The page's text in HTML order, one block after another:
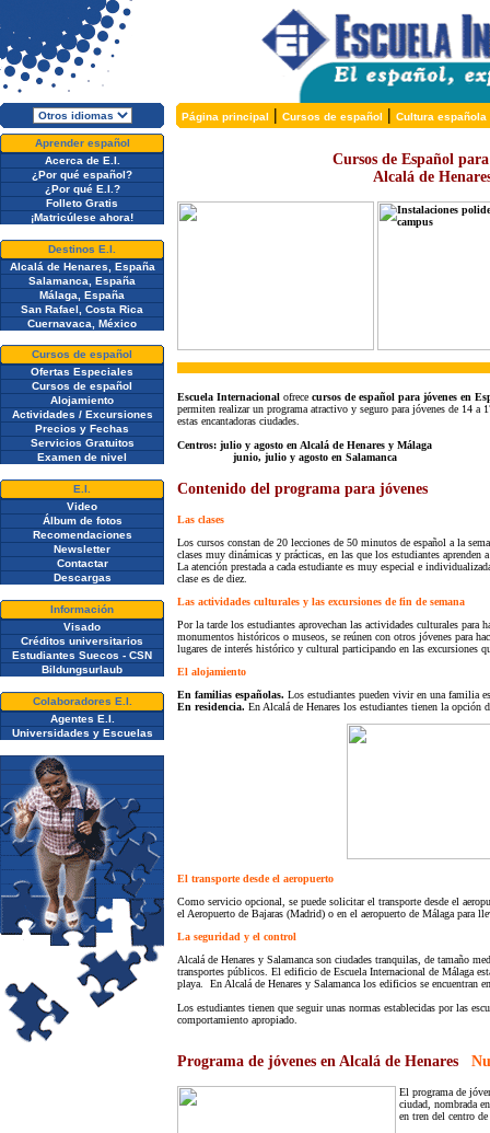
Página principal | Cursos de español | Cultura española
Aprender español
Acerca de E.I.
¿Por qué español?
¿Por qué E.I.?
Folleto Gratis
¡Matricúlese ahora!
Destinos E.I.
Alcalá de Henares, España
Salamanca, España
Málaga, España
San Rafael, Costa Rica
Cuernavaca, México
Cursos de español
Ofertas Especiales
Cursos de español
Alojamiento
Actividades / Excursiones
Precios y Fechas
Servicios Gratuitos
Examen de nivel
E.I.
Video
Álbum de fotos
Recomendaciones
Newsletter
Contactar
Descargas
Información
Visado
Créditos universitarios
Estudiantes Suecos - CSN
Bildungsurlaub
Colaboradores E.I.
Agentes E.I.
Universidades y Escuelas
Cursos de Español
Alcalá de
Escuela Internacional ofrece cursos de español para jóvenes en
permiten realizar un programa atractivo y seguro para jóvenes de 14
estas encantadoras ciudades.
Centros: julio y agosto en Alcalá de Henares y Málaga
junio, julio y agosto en Salamanca
Contenido del programa para jóvenes
Las clases
Los cursos constan de 20 lecciones de 50 minutos de español a la
clases muy dinámicas y prácticas, en las que los estudiantes
La atención prestada a cada estudiante es muy especial e
clase es de diez.
Las actividades culturales y las excursiones de fin de semana
Por la tarde los estudiantes aprovechan las actividades culturales
monumentos históricos o museos, se reúnen con otros jóvenes para
lugares de interés histórico y cultural participando en las excursiones
El alojamiento
En familias españolas. Los estudiantes pueden vivir en una familia
En residencia. En Alcalá de Henares los estudiantes tienen la
El transporte desde el aeropuerto
Como servicio opcional, se puede solicitar el transporte desde el
el Aeropuerto de Bajaras (Madrid) o en el aeropuerto de Málaga para
La seguridad y el control
Alcalá de Henares y Salamanca son ciudades tranquilas, de tamaño
transportes públicos. El edificio de Escuela Internacional de Málaga
playa. En Alcalá de Henares y Salamanca los edificios se encuentran
Los estudiantes tienen que seguir unas normas establecidas por las
comportamiento apropiado.
Programa de jóvenes en Alcalá de Henares
El programa de
ciudad, nombrada
en tren del centro